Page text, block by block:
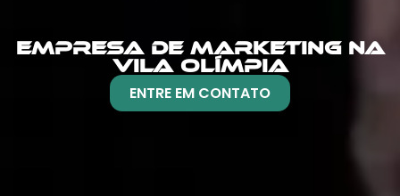
EMPRESA DE MARKETING NA
VILA OLÍMPIA
ENTRE EM CONTATO